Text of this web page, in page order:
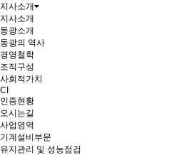
지사소개
지사소개
동광소개
동광의 역사
경영철학
조직구성
사회적가치
CI
인증현황
오시는길
사업영역
기계설비부문
유지관리 및 성능점검